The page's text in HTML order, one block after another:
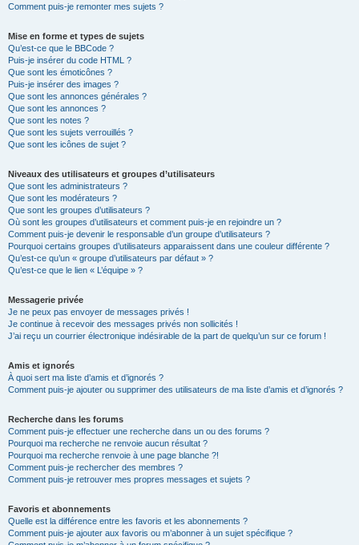
Comment puis-je remonter mes sujets ?
Mise en forme et types de sujets
Qu’est-ce que le BBCode ?
Puis-je insérer du code HTML ?
Que sont les émoticônes ?
Puis-je insérer des images ?
Que sont les annonces générales ?
Que sont les annonces ?
Que sont les notes ?
Que sont les sujets verrouillés ?
Que sont les icônes de sujet ?
Niveaux des utilisateurs et groupes d’utilisateurs
Que sont les administrateurs ?
Que sont les modérateurs ?
Que sont les groupes d’utilisateurs ?
Où sont les groupes d’utilisateurs et comment puis-je en rejoindre un ?
Comment puis-je devenir le responsable d’un groupe d’utilisateurs ?
Pourquoi certains groupes d’utilisateurs apparaissent dans une couleur différente ?
Qu’est-ce qu’un « groupe d’utilisateurs par défaut » ?
Qu’est-ce que le lien « L’équipe » ?
Messagerie privée
Je ne peux pas envoyer de messages privés !
Je continue à recevoir des messages privés non sollicités !
J’ai reçu un courrier électronique indésirable de la part de quelqu’un sur ce forum !
Amis et ignorés
À quoi sert ma liste d’amis et d’ignorés ?
Comment puis-je ajouter ou supprimer des utilisateurs de ma liste d’amis et d’ignorés ?
Recherche dans les forums
Comment puis-je effectuer une recherche dans un ou des forums ?
Pourquoi ma recherche ne renvoie aucun résultat ?
Pourquoi ma recherche renvoie à une page blanche ?!
Comment puis-je rechercher des membres ?
Comment puis-je retrouver mes propres messages et sujets ?
Favoris et abonnements
Quelle est la différence entre les favoris et les abonnements ?
Comment puis-je ajouter aux favoris ou m’abonner à un sujet spécifique ?